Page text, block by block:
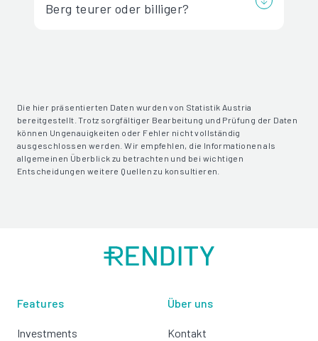
Berg teurer oder billiger?
Die hier präsentierten Daten wurden von Statistik Austria
bereitgestellt. Trotz sorgfältiger Bearbeitung und Prüfung der Daten
können Ungenauigkeiten oder Fehler nicht vollständig
ausgeschlossen werden. Wir empfehlen, die Informationen als
allgemeinen Überblick zu betrachten und bei wichtigen
Entscheidungen weitere Quellen zu konsultieren.
Features
Investments
Über uns
Kontakt